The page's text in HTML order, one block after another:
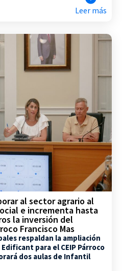
Leer más
al sector agrario al
e incrementa hasta
la inversión del
Francisco Mas
respaldan la ampliación
para el CEIP Párroco
dos aulas de Infantil